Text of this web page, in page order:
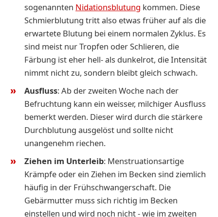
sogenannten Nidationsblutung kommen. Diese
Schmierblutung tritt also etwas früher auf als die
erwartete Blutung bei einem normalen Zyklus. Es
sind meist nur Tropfen oder Schlieren, die
Färbung ist eher hell- als dunkelrot, die Intensität
nimmt nicht zu, sondern bleibt gleich schwach.
Ausfluss: Ab der zweiten Woche nach der
Befruchtung kann ein weisser, milchiger Ausfluss
bemerkt werden. Dieser wird durch die stärkere
Durchblutung ausgelöst und sollte nicht
unangenehm riechen.
Ziehen im Unterleib: Menstruationsartige
Krämpfe oder ein Ziehen im Becken sind ziemlich
häufig in der Frühschwangerschaft. Die
Gebärmutter muss sich richtig im Becken
einstellen und wird noch nicht - wie im zweiten